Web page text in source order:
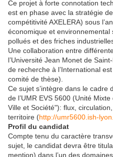
Ce projet à forte connotation
est en phase avec la stratégie
compétitivité AXELERA) sous
économique et
pollués et des friches
Une collaboration entre
l’Université Jean Monet de
de recherche à l’International
comité de thèse).
Ce sujet s’intègre dans le cadre
de l’UMR EVS 5600 (Unité
Ville et Société"): flux,
territoire (http://umr5600.ish-
Profil du candidat
Compte tenu du caractère
sujet, le candidat devra être
mention) dans l’un des